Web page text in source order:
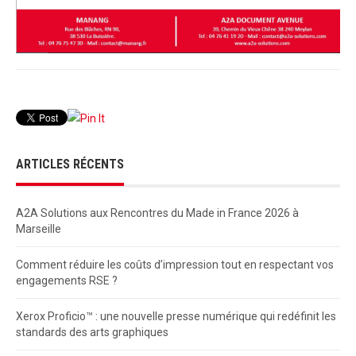
ARTICLES RÉCENTS
A2A Solutions aux Rencontres du Made in France 2026 à
Marseille
Comment réduire les coûts d’impression tout en respectant vos
engagements RSE ?
Xerox Proficio™ : une nouvelle presse numérique qui redéfinit les
standards des arts graphiques